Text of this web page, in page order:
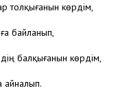
толқығанын көрдім,
байланып,
балқығанын көрдім,
айналып.